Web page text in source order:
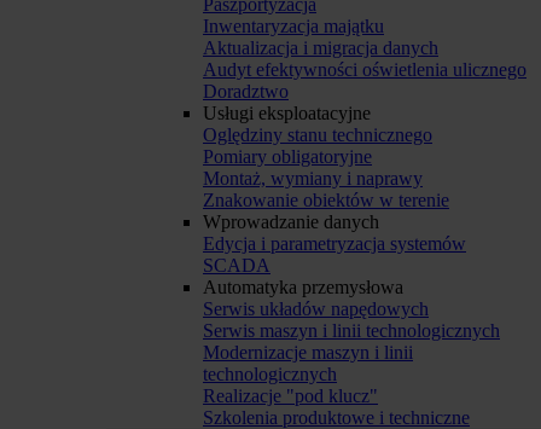
Paszportyzacja
Inwentaryzacja majątku
Aktualizacja i migracja danych
Audyt efektywności oświetlenia ulicznego
Doradztwo
Usługi eksploatacyjne
Oględziny stanu technicznego
Pomiary obligatoryjne
Montaż, wymiany i naprawy
Znakowanie obiektów w terenie
Wprowadzanie danych
Edycja i parametryzacja systemów
SCADA
Automatyka przemysłowa
Serwis układów napędowych
Serwis maszyn i linii technologicznych
Modernizacje maszyn i linii
technologicznych
Realizacje "pod klucz"
Szkolenia produktowe i techniczne